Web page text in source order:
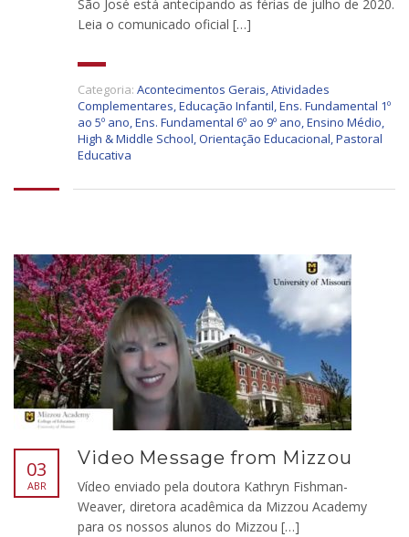
São José está antecipando as férias de julho de 2020.
Leia o comunicado oficial […]
Categoria: Acontecimentos Gerais,Atividades
Complementares,Educação Infantil,Ens. Fundamental 1º
ao 5º ano,Ens. Fundamental 6º ao 9º ano,Ensino Médio,
High & Middle School,Orientação Educacional,Pastoral
Educativa
03
ABR
Video Message from Mizzou
Vídeo enviado pela doutora Kathryn Fishman-
Weaver, diretora acadêmica da Mizzou Academy
para os nossos alunos do Mizzou […]